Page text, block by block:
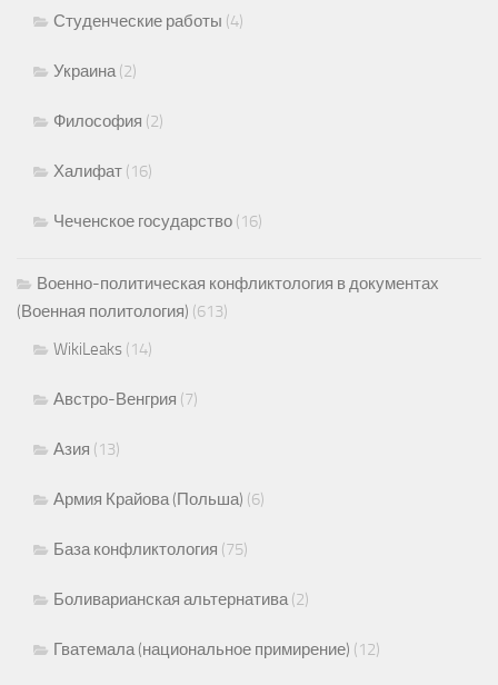
Студенческие работы (4)
Украина(2)
Философия (2)
Халифат (16)
Чеченское государство (16)
Военно-политическая конфликтология в документах
(Военная политология) (613)
WikiLeaks (14)
Австро-Венгрия (7)
Азия (13)
Армия Крайова (Польша) (6)
База конфликтология (75)
Боливарианская альтернатива(2)
Гватемала (национальное примирение) (12)